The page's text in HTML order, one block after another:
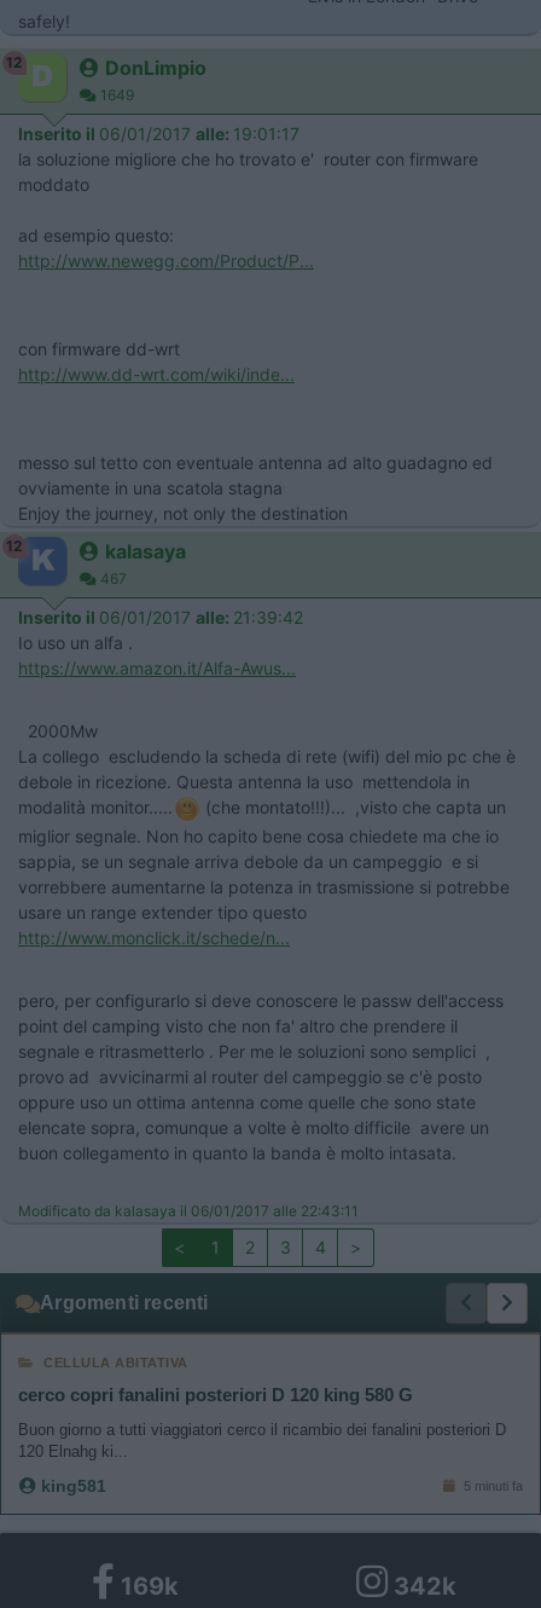
safely!
12 DonLimpio
1649
Inserito il 06/01/2017 alle: 19:01:17
la soluzione migliore che ho trovato e' router con firmware
moddato
ad esempio questo:
http://www.newegg.com/Product/P...
con firmware dd-wrt
http://www.dd-wrt.com/wiki/inde...
messo sul tetto con eventuale antenna ad alto guadagno ed
ovviamente in una scatola stagna
Enjoy the journey, not only the destination
12 kalasaya
467
Inserito il 06/01/2017 alle: 21:39:42
Io uso un alfa .
https://www.amazon.it/Alfa-Awus...
2000Mw
La collego escludendo la scheda di rete (wifi) del mio pc che è
debole in ricezione. Questa antenna la uso mettendola in
modalità monitor.....
(che montato!!!)... ,visto che capta un
miglior segnale. Non ho capito bene cosa chiedete ma che io
sappia, se un segnale arriva debole da un campeggio e si
vorrebbere aumentarne la potenza in trasmissione si potrebbe
usare un range extender tipo questo
http://www.monclick.it/schede/n...
pero, per configurarlo si deve conoscere le passw dell'access
point del camping visto che non fa' altro che prendere il
segnale e ritrasmetterlo . Per me le soluzioni sono semplici ,
provo ad avvicinarmi al router del campeggio se c'è posto
oppure uso un ottima antenna come quelle che sono state
elencate sopra, comunque a volte è molto difficile avere un
buon collegamento in quanto la banda è molto intasata.
Modificato da kalasaya il 06/01/2017 alle 22:43:11
< 1 2 3 4 >
Argomenti recenti
CELLULA ABITATIVA
cerco copri fanalini posteriori D 120 king 580 G
Buon giorno a tutti viaggiatori cerco il ricambio dei fanalini posteriori D
120 Elnahg ki...
king581 5 minuti fa
169k 342k